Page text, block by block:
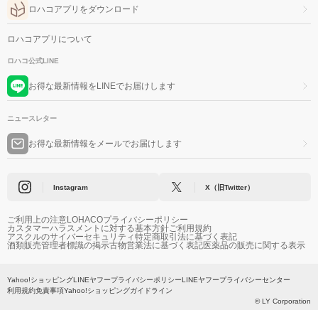
ロハコアプリをダウンロード
ロハコアプリについて
ロハコ公式LINE
お得な最新情報をLINEでお届けします
ニュースレター
お得な最新情報をメールでお届けします
Instagram X（旧Twitter）
ご利用上の注意LOHACOプライバシーポリシー
カスタマーハラスメントに対する基本方針ご利用規約
アスクルのサイバーセキュリティ特定商取引法に基づく表記
酒類販売管理者標識の掲示古物営業法に基づく表記医薬品の販売に関する表示
Yahoo!ショッピングLINEヤフープライバシーポリシーLINEヤフープライバシーセンター
利用規約免責事項Yahoo!ショッピングガイドライン
© LY Corporation